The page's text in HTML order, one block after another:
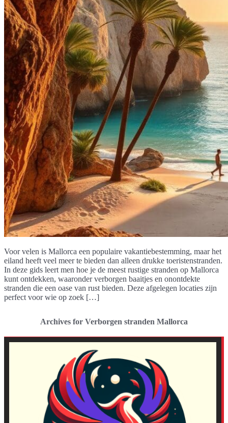
Voor velen is Mallorca een populaire vakantiebestemming, maar het
eiland heeft veel meer te bieden dan alleen drukke toeristenstranden.
In deze gids leert men hoe je de meest rustige stranden op Mallorca
kunt ontdekken, waaronder verborgen baaitjes en onontdekte
stranden die een oase van rust bieden. Deze afgelegen locaties zijn
perfect voor wie op zoek […]
Archives for Verborgen stranden Mallorca